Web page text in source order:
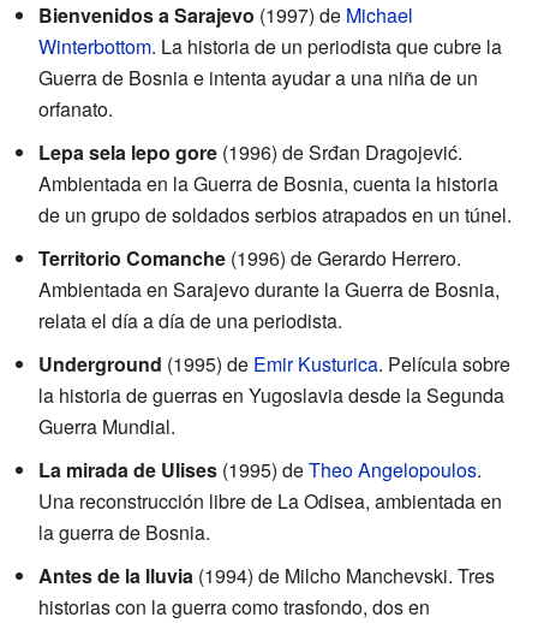
Bienvenidos a Sarajevo (1997) de Michael
Winterbottom. La historia de un periodista que cubre la
Guerra de Bosnia e intenta ayudar a una niña de un
orfanato.
Lepa sela lepo gore (1996) de Srđan Dragojević.
Ambientada en la Guerra de Bosnia, cuenta la historia
de un grupo de soldados serbios atrapados en un túnel.
Territorio Comanche (1996) de Gerardo Herrero.
Ambientada en Sarajevo durante la Guerra de Bosnia,
relata el día a día de una periodista.
Underground (1995) de Emir Kusturica. Película sobre
la historia de guerras en Yugoslavia desde la Segunda
Guerra Mundial.
La mirada de Ulises (1995) deTheo Angelopoulos.
Una reconstrucción libre de La Odisea, ambientada en
la guerra de Bosnia.
Antes de la lluvia (1994) de Milcho Manchevski. Tres
historias con la guerra como trasfondo, dos en